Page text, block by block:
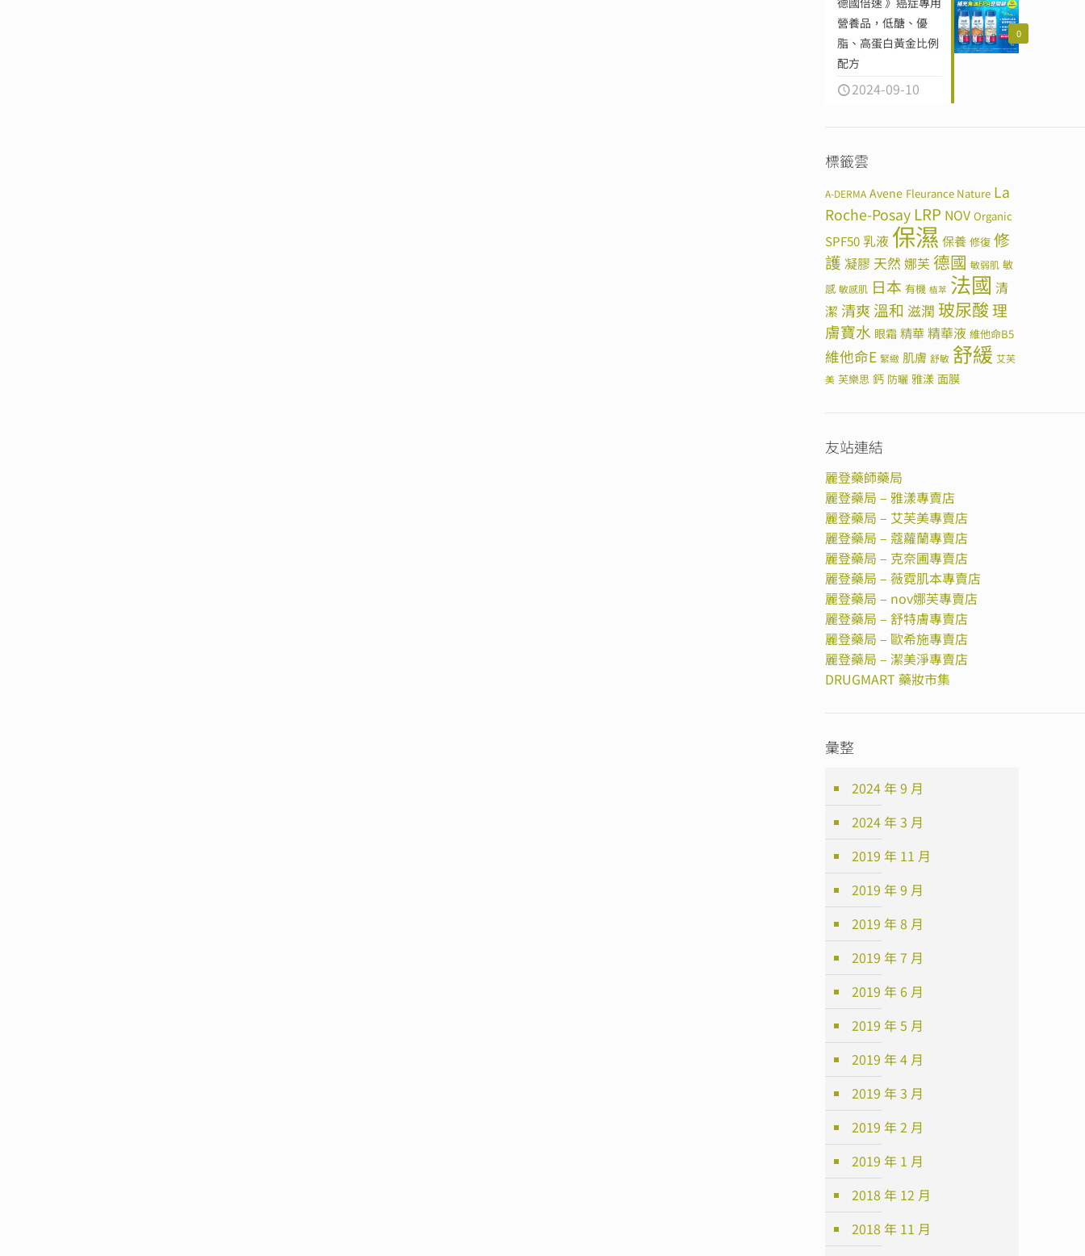
0
營養品，低醣、優
脂、高蛋白黃金比例
配方
2024-09-10
標籤雲
A-DERMA Avene Fleurance Nature La
Roche-Posay LRP NOV Organic
SPF50 乳液 保濕 保養 修復 修
護 凝膠 天然 娜芙 德國 敏弱肌 敏
感 敏感肌 日本 有機 植萃 法國 清
潔 清爽 溫和 滋潤 玻尿酸理
膚寶水 眼霜 精華 精華液 維他命B5
維他命E 緊緻 肌膚 舒敏 舒緩 艾芙
美 芙樂思 鈣 防曬 雅漾 面膜
友站連結
麗登藥師藥局
麗登藥局 – 雅漾專賣店
麗登藥局 – 艾芙美專賣店
麗登藥局 – 蔻蘿蘭專賣店
麗登藥局 – 克奈圃專賣店
麗登藥局 – 薇霓肌本專賣店
麗登藥局 – nov娜芙專賣店
麗登藥局 – 舒特膚專賣店
麗登藥局 – 歐希施專賣店
麗登藥局 – 潔美淨專賣店
DRUGMART 藥妝市集
彙整
2024 年 9 月
2024 年 3 月
2019 年 11 月
2019 年 9 月
2019 年 8 月
2019 年 7 月
2019 年 6 月
2019 年 5 月
2019 年 4 月
2019 年 3 月
2019 年 2 月
2019 年 1 月
2018 年 12 月
2018 年 11 月